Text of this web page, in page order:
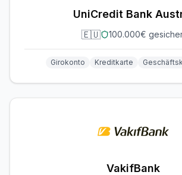
UniCredit Bank
🇪🇺 100.000€
Girokonto Kreditkarte
VakifBank